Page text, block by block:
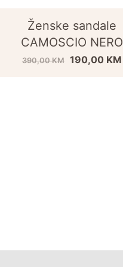
Ženske sandale
CAMOSCIO NERO
390,00KM 190,00 KM